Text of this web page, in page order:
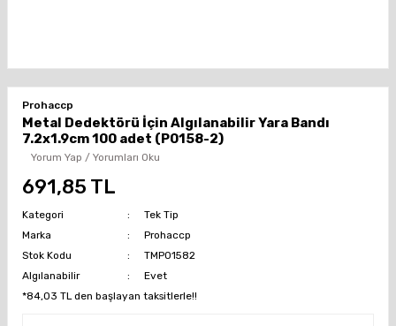
Prohaccp
Metal Dedektörü İçin Algılanabilir Yara Bandı
7.2x1.9cm 100 adet (P0158-2)
Yorum Yap / Yorumları Oku
691,85 TL
Kategori
Tek Tip
Marka
Prohaccp
Stok Kodu
TMP01582
Algılanabilir
Evet
*84,03 TL den başlayan taksitlerle!!